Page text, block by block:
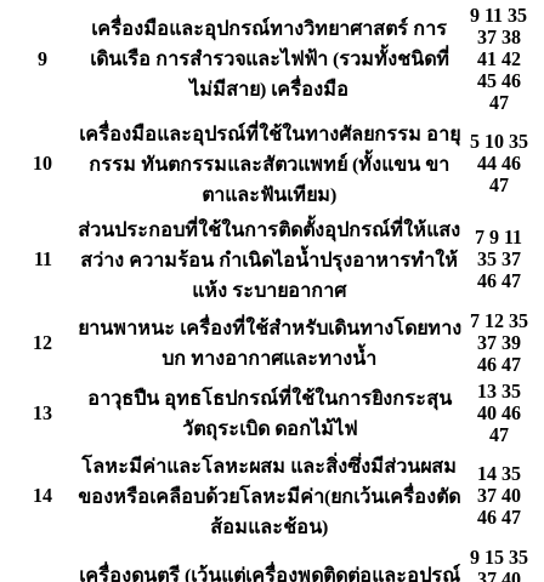
9
เครื่องมือและอุปกรณ์ทางวิทยาศาสตร์ การ
เดินเรือ การสำรวจและไฟฟ้า (รวมทั้งชนิดที่
ไม่มีสาย) เครื่องมือ
9 11 35
37 38
41 42
45 46
47
10
เครื่องมือและอุปรณ์ที่ใช้ในทางศัลยกรรม อายุ
กรรม ทันตกรรมและสัตวแพทย์ (ทั้งแขน ขา
ตาและฟันเทียม)
5 10 35
44 46
47
11
ส่วนประกอบที่ใช้ในการติดตั้งอุปกรณ์ที่ให้แสง
สว่าง ความร้อน กำเนิดไอน้ำปรุงอาหารทำให้
แห้ง ระบายอากาศ
7 9 11
35 37
46 47
12
ยานพาหนะ เครื่องที่ใช้สำหรับเดินทางโดยทาง
บก ทางอากาศและทางน้ำ
7 12 35
37 39
46 47
13
อาวุธปืน อุทธโธปกรณ์ที่ใช้ในการยิงกระสุน
วัตถุระเบิด ดอกไม้ไฟ
13 35
40 46
47
14
โลหะมีค่าและโลหะผสม และสิ่งซึ่งมีส่วนผสม
ของหรือเคลือบด้วยโลหะมีค่า(ยกเว้นเครื่องตัด
ส้อมและช้อน)
14 35
37 40
46 47
เครื่องดนตรี (เว้นแต่เครื่องพูดติดต่อและอุปรณ์
9 15 35